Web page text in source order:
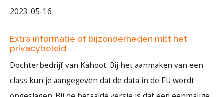
2023-05-16
Extra informatie of bijzonderheden mbt het
privacybeleid
Dochterbedrijf van Kahoot. Bij het aanmaken van een
class kun je aangegeven dat de data in de EU wordt